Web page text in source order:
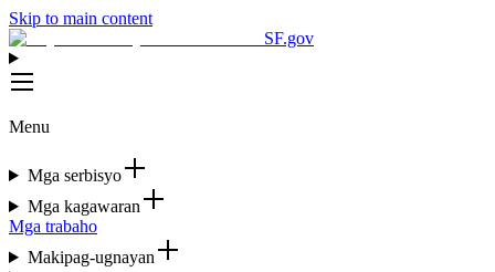
Skip to main content
SF.gov
Menu
Mga serbisyo
Mga kagawaran
Mga trabaho
Makipag-ugnayan